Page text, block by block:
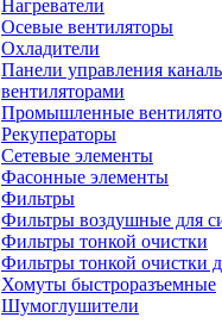
Нагреватели
Осевые вентиляторы
Охладители
Панели управления
вентиляторами
Промышленные
Рекуператоры
Сетевые элементы
Фасонные элементы
Фильтры
Фильтры воздушные для
Фильтры тонкой очистки
Фильтры тонкой очистки
Хомуты быстроразъемные
Шумоглушители